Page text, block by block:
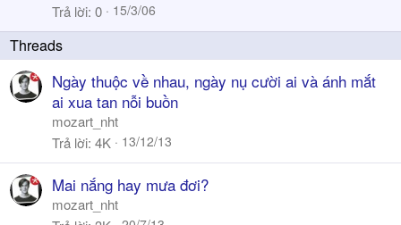
k
Trả lời 0 15/3/06
Ngày thuộc về nhau, ngày nụ cười ai và ánh mắt
ai xua tan nỗi buồn
mozart_nht
Trả lời 4K 13/12/13
Mai nắng hay mưa đơi?
mozart_nht